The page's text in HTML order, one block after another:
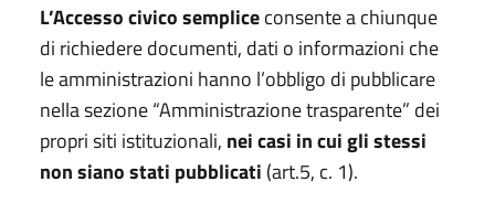
L’Accesso civico sempliceconsente a chiunque
di richiedere documenti, dati o informazioni che
le amministrazioni hanno l’obbligo di pubblicare
nella sezione “Amministrazione trasparente” dei
propri siti istituzionali, nei casi in cui gli stessi
non siano stati pubblicati (art.5, c. 1).